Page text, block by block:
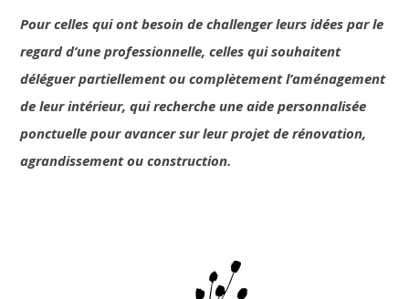
Pour celles qui ont besoin de challenger leurs idées par le
regard d’une professionnelle, celles qui souhaitent
déléguer partiellement ou complètement l’aménagement
de leur intérieur, qui recherche une aide personnalisée
ponctuelle pour avancer sur leur projet de rénovation,
agrandissement ou construction.